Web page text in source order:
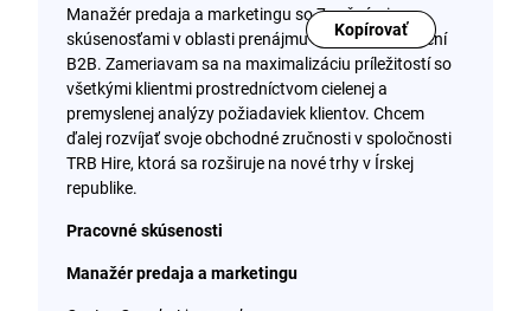
Kopírovať
Manažér predaja a marketingu so 7-ročnými
skúsenosťami v oblasti prenájmu strojov a zariadení
B2B. Zameriavam sa na maximalizáciu príležitostí so
všetkými klientmi prostredníctvom cielenej a
premyslenej analýzy požiadaviek klientov. Chcem
ďalej rozvíjať svoje obchodné zručnosti v spoločnosti
TRB Hire, ktorá sa rozširuje na nové trhy v Írskej
republike.
Pracovné skúsenosti
Manažér predaja a marketingu